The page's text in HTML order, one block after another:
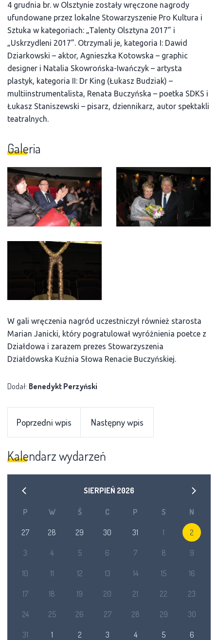
4 grudnia br. w Olsztynie zostały wręczone nagrody
ufundowane przez lokalne Stowarzyszenie Pro Kultura i
Sztuka w kategoriach: „Talenty Olsztyna 2017” i
„Uskrzydleni 2017”. Otrzymali je, kategoria I: Dawid
Dziarkowski – aktor, Agnieszka Kotowska – graphic
designer i Natalia Skowrońska-Iwańczyk – artysta
plastyk, kategoria II: Dr King (Łukasz Budziak) –
multiinstrumentalista, Renata Buczyńska – poetka SDKS i
Łukasz Staniszewski – pisarz, dziennikarz, autor spektakli
teatralnych.
Galeria
W gali wręczenia nagród uczestniczył również starosta
Marian Janicki, który pogratulował wyróżnienia poetce z
Działdowa i zarazem prezes Stowarzyszenia
Działdowska Kuźnia Słowa Renacie Buczyńskiej.
Dodał: Benedykt Perzyński
Poprzedni wpis Następny wpis
Kalendarz wydarzeń
SIERPIEŃ 2026
P W Ś C P S N
27 28 29 30 31 1 2
3 4 5 6 7 8 9
10 11 12 13 14 15 16
17 18 19 20 21 22 23
24 25 26 27 28 29 30
31 1 2 3 4 5 6